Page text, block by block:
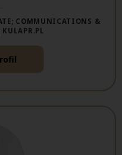
COMMUNICATIONS &
KULAPR.PL